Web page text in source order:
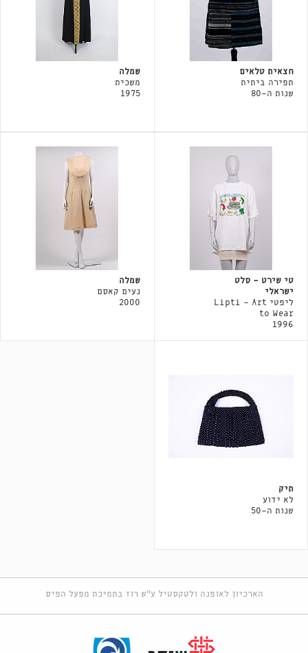
חצאית טלאים
תפירה ביתית
שנות ה-80
שמלה
משכית
1975
טי שירט - סלט
ישראלי
ליפטי Lipti - Art
to Wear
1996
שמלה
נעים קאסם
2000
תיק
לא ידוע
שנות ה-50
הארכיון לאופנה ולטקסטיל ע"ש רוז בתמיכת מפעל הפיס